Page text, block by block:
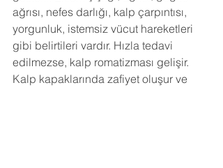
ağrısı, nefes darlığı, kalp çarpıntısı,
yorgunluk, istemsiz vücut hareketleri
gibi belirtileri vardır. Hızla tedavi
edilmezse, kalp romatizması gelişir.
Kalp kapaklarında zafiyet oluşur ve